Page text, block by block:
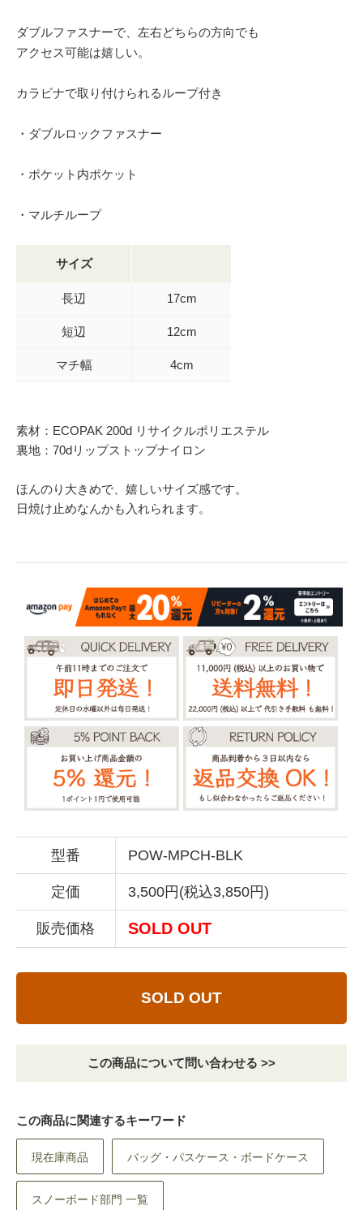
ダブルファスナーで、左右どちらの方向でも
アクセス可能は嬉しい。
カラビナで取り付けられるループ付き
・ダブルロックファスナー
・ポケット内ポケット
・マルチループ
サイズ
長辺 17cm
短辺 12cm
マチ幅 4cm
素材：ECOPAK 200d リサイクルポリエステル
裏地：70dリップストップナイロン
ほんのり大きめで、嬉しいサイズ感です。
日焼け止めなんかも入れられます。
型番 POW-MPCH-BLK
定価 3,500円(税込3,850円)
販売価格 SOLD OUT
SOLD OUT
この商品について問い合わせる >>
この商品に関連するキーワード
現在庫商品 バッグ・パスケース・ボードケース
スノーボード部門 一覧